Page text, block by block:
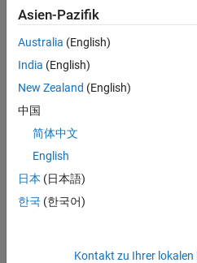
noch
keine
offenen
Stellen
können,
die
Ihren
entsprechen,
werden
unseres
Asien-Pazifik
Australia (English)
India (English)
New Zealand (English)
中国
简体中文
English
日本 (日本語)
한국 (한국어)
Kontakt zu Ihrer lokalen